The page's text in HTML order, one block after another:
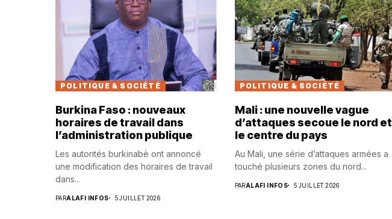
POLITIQUE & SOCIÉTÉ
Burkina Faso : nouveaux
horaires de travail dans
l’administration publique
Les autorités burkinabè ont annoncé
une modification des horaires de travail
dans...
PARALAFI INFOS 5 JUILLET 2026
POLITIQUE & SOCIÉTÉ
Mali : une nouvelle vague
d’attaques secoue le nord et
le centre du pays
Au Mali, une série d’attaques armées a
touché plusieurs zones du nord...
PARALAFI INFOS 5 JUILLET 2026